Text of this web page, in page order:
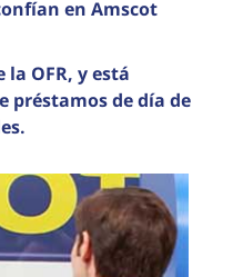
en Amscot
OFR, y está
préstamos de día de